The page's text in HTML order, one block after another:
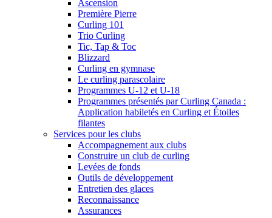
Ascension
Première Pierre
Curling 101
Trio Curling
Tic, Tap & Toc
Blizzard
Curling en gymnase
Le curling parascolaire
Programmes U-12 et U-18
Programmes présentés par Curling Canada :
Application habiletés en Curling et Étoiles
filantes
Services pour les clubs
Accompagnement aux clubs
Construire un club de curling
Levées de fonds
Outils de développement
Entretien des glaces
Reconnaissance
Assurances